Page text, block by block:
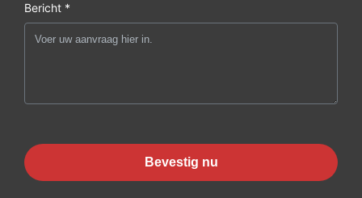
Bericht *
Bevestig nu